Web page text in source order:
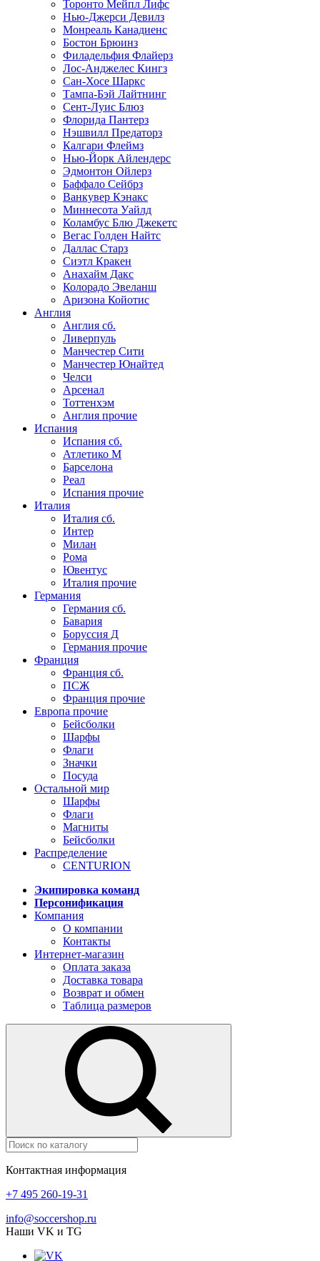
Торонто Мейпл Лифс
Нью-Джерси Девилз
Монреаль Канадиенс
Бостон Брюинз
Филадельфия Флайерз
Лос-Анджелес Кингз
Сан-Хосе Шаркс
Тампа-Бэй Лайтнинг
Сент-Луис Блюз
Флорида Пантерз
Нэшвилл Предаторз
Калгари Флеймз
Нью-Йорк Айлендерс
Эдмонтон Ойлерз
Баффало Сейбрз
Ванкувер Кэнакс
Миннесота Уайлд
Коламбус Блю Джекетс
Вегас Голден Найтс
Даллас Старз
Сиэтл Кракен
Анахайм Дакс
Колорадо Эвеланш
Аризона Койотис
Англия
Англия сб.
Ливерпуль
Манчестер Сити
Манчестер Юнайтед
Челси
Арсенал
Тоттенхэм
Англия прочие
Испания
Испания сб.
Атлетико М
Барселона
Реал
Испания прочие
Италия
Италия сб.
Интер
Милан
Рома
Ювентус
Италия прочие
Германия
Германия сб.
Бавария
Боруссия Д
Германия прочие
Франция
Франция сб.
ПСЖ
Франция прочие
Европа прочие
Бейсболки
Шарфы
Флаги
Значки
Посуда
Остальной мир
Шарфы
Флаги
Магниты
Бейсболки
Распределение
CENTURION
Экипировка команд
Персонификация
Компания
О компании
Контакты
Интернет-магазин
Оплата заказа
Доставка товара
Возврат и обмен
Таблица размеров
Контактная информация
+7 495 260-19-31
info@soccershop.ru
Наши VK и TG